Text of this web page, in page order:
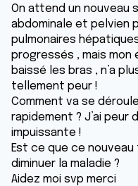
On attend un nouveau
abdominale et pelvien
pulmonaires
progressés , mais
baissé les bras , n’a
tellement peur !
Comment va se
rapidement ? J’ai
impuissante !
Est ce que ce
diminuer la maladie ?
Aidez moi svp merci